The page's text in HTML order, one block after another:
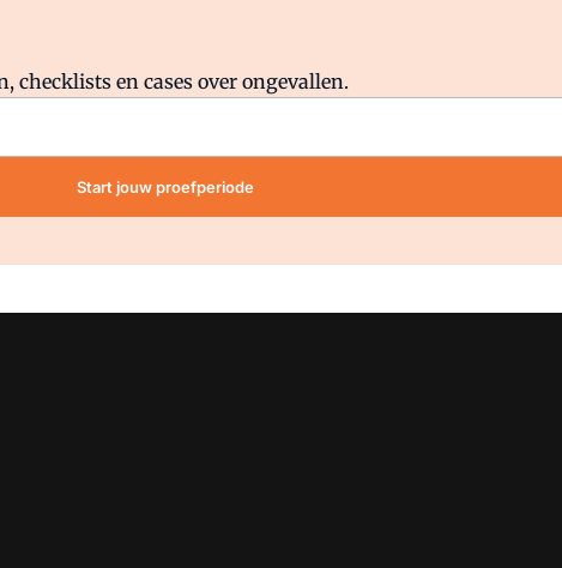
checklists en cases over ongevallen.
Start jouw proefperiode